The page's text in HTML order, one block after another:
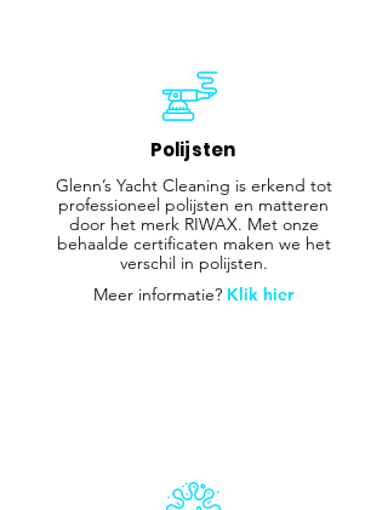
Polijsten
Glenn’s Yacht Cleaning is erkend tot
professioneel polijsten en matteren
door het merk RIWAX. Met onze
behaalde certificaten maken we het
verschil in polijsten.
Meer informatie? Klik hier